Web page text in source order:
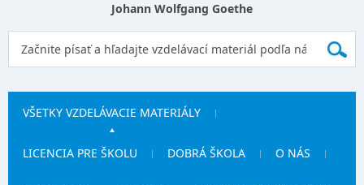
Johann Wolfgang Goethe
VŠETKY VZDELÁVACIE MATERIÁLY
LICENCIA PRE ŠKOLU DOBRÁ ŠKOLA O NÁS